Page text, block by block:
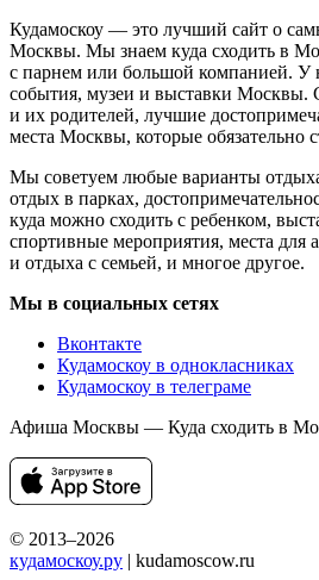
Кудамоскоу — это лучший сайт о
Москвы. Мы знаем куда сходить в
с парнем или большой компанией. У
события, музеи и выставки Москвы.
и их родителей, лучшие
места Москвы, которые обязательно
Мы советуем любые варианты
отдых в парках,
куда можно сходить с ребенком,
спортивные мероприятия, места для
и отдыха с семьей, и многое другое.
Мы в социальных сетях
Вконтакте
Кудамоскоу в однокласниках
Кудамоскоу в телеграме
Афиша Москвы — Куда сходить в
© 2013–2026
кудамоскоу.ру | kudamoscow.ru